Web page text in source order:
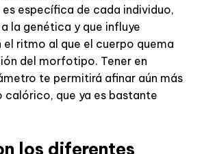
específica de cada individuo,
la genética y que influye
ritmo al que el cuerpo quema
del morfotipo. Tener en
te permitirá afinar aún más
calórico, que ya es bastante
los diferentes